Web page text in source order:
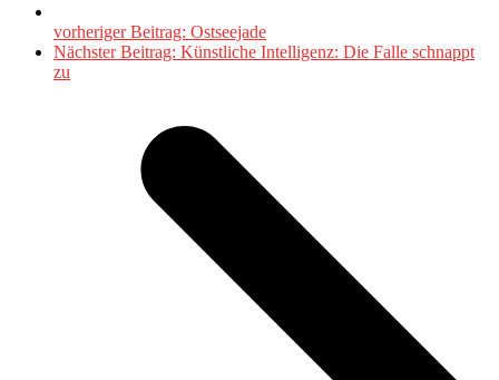
vorheriger Beitrag: Ostseejade
Nächster Beitrag: Künstliche Intelligenz: Die Falle schnappt
zu